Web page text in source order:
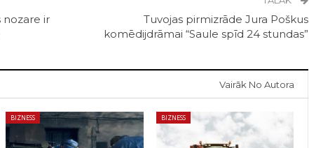
nozare ir
Tuvojas pirmizrāde Jura Poškus
komēdijdrāmai “Saule spīd 24 stundas”
Vairāk No Autora
BIZNESS BIZNESS